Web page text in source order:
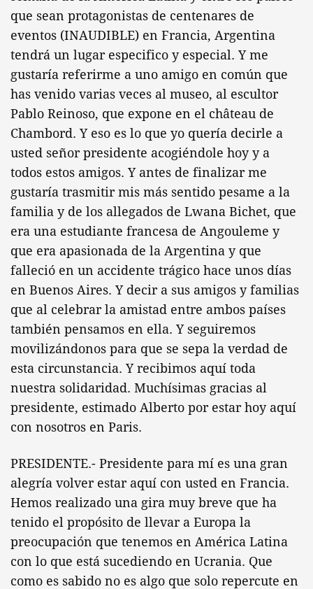
que sean protagonistas de centenares de
eventos (INAUDIBLE) en Francia, Argentina
tendrá un lugar especifico y especial. Y me
gustaría referirme a uno amigo en común que
has venido varias veces al museo, al escultor
Pablo Reinoso, que expone en el château de
Chambord. Y eso es lo que yo quería decirle a
usted señor presidente acogiéndole hoy y a
todos estos amigos. Y antes de finalizar me
gustaría trasmitir mis más sentido pesame a la
familia y de los allegados de Lwana Bichet, que
era una estudiante francesa de Angouleme y
que era apasionada de la Argentina y que
falleció en un accidente trágico hace unos días
en Buenos Aires. Y decir a sus amigos y familias
que al celebrar la amistad entre ambos países
también pensamos en ella. Y seguiremos
movilizándonos para que se sepa la verdad de
esta circunstancia. Y recibimos aquí toda
nuestra solidaridad. Muchísimas gracias al
presidente, estimado Alberto por estar hoy aquí
con nosotros en Paris.
PRESIDENTE.- Presidente para mí es una gran
alegría volver estar aquí con usted en Francia.
Hemos realizado una gira muy breve que ha
tenido el propósito de llevar a Europa la
preocupación que tenemos en América Latina
con lo que está sucediendo en Ucrania. Que
como es sabido no es algo que solo repercute en